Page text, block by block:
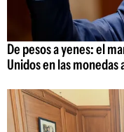
De pesos a yenes: el
Unidos en las monedas